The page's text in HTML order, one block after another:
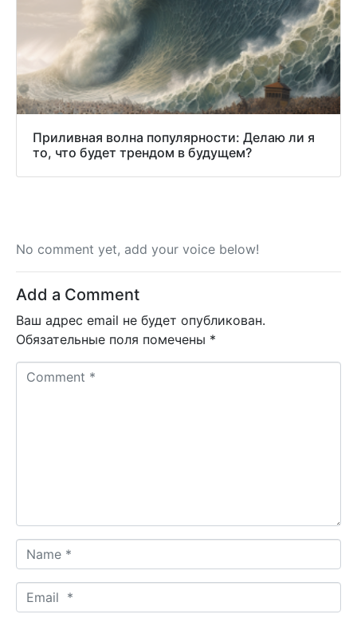
Приливная волна популярности: Делаю ли я
то, что будет трендом в будущем?
No comment yet, add your voice below!
Add a Comment
Ваш адрес email не будет опубликован.
Обязательные поля помечены *
a
m
m